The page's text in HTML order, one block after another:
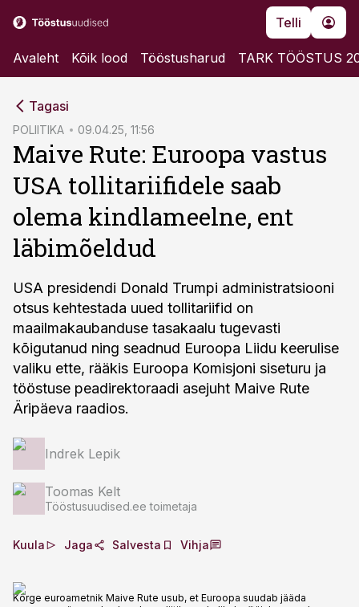
Telli
Avaleht Kõik lood Tööstusharud TARK TÖÖSTUS
Tagasi
POLIITIKA 09.04.25, 11:56
Maive Rute: Euroopa vastus
USA tollitariifidele saab
olema kindlameelne, ent
läbimõeldud
USA presidendi Donald Trumpi administratsiooni
otsus kehtestada uued tollitariifid on
maailmakaubanduse tasakaalu tugevasti
kõigutanud ning seadnud Euroopa Liidu keerulise
valiku ette, rääkis Euroopa Komisjoni siseturu ja
tööstuse peadirektoraadi asejuht Maive Rute
Äripäeva raadios.
Indrek Lepik
Toomas Kelt
Tööstusuudised.ee toimetaja
Kuula Jaga Salvesta Vihja
Kõrge euroametnik Maive Rute usub, et Euroopa suudab jääda